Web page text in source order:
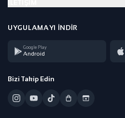
UYGULAMAYI İNDIR
Google Play
Android
Bizi Takip Edin